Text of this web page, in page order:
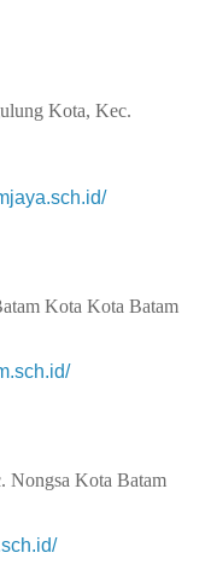
Kota, Kec.
Kota Kota Batam
Nongsa Kota Batam